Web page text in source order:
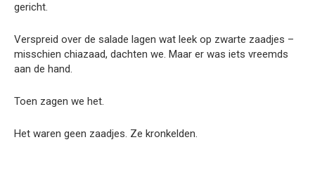
gericht.
Verspreid over de salade lagen wat leek op zwarte zaadjes –
misschien chiazaad, dachten we. Maar er was iets vreemds
aan de hand.
Toen zagen we het.
Het waren geen zaadjes. Ze kronkelden.